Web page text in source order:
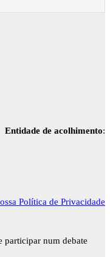
Entidade de acolhimento:
Política de Privacidade
participar num debate